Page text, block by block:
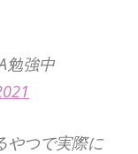
勉強中
やつで実際に